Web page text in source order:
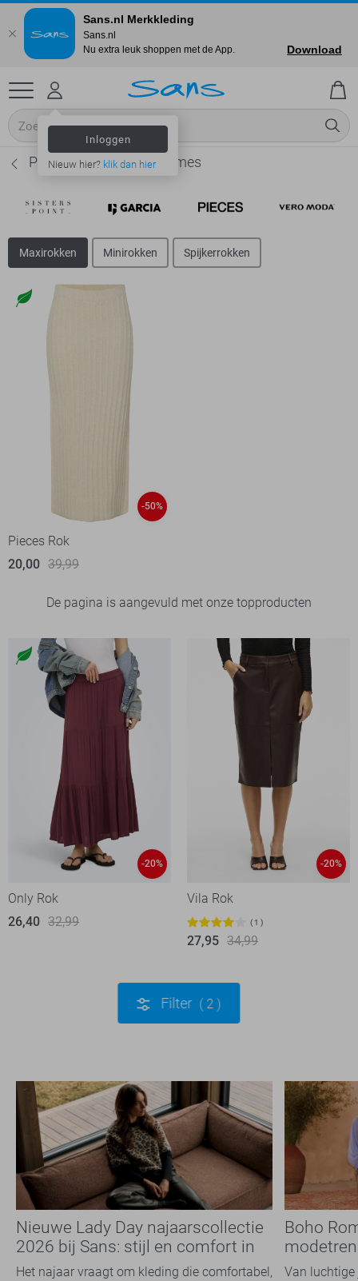
Inloggen
Nieuw hier? klik dan hier
Pieces Maxirokken - Dames
Maxirokken Minirokken Spijkerrokken
-50%
Pieces Rok
20,00 39,99
De pagina is aangevuld met onze topproducten
-20%
Only Rok
26,40 32,99
-20%
Vila Rok
1
27,95 34,99
Filter 2
Nieuwe Lady Day najaarscollectie
2026 bij Sans: stijl en comfort in
travelkwaliteit
Het najaar vraagt om kleding die comfortabel,
Boho
overal
Van luchtige
Sans.nl Merkkleding
Sans.nl
Nu extra leuk shoppen met de App.
Download